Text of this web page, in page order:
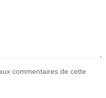
commentaires de cette